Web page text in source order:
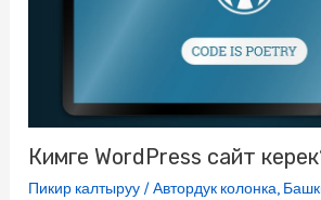
Кимге WordPress сайт
Пикир калтыруу /Автордук колонка,